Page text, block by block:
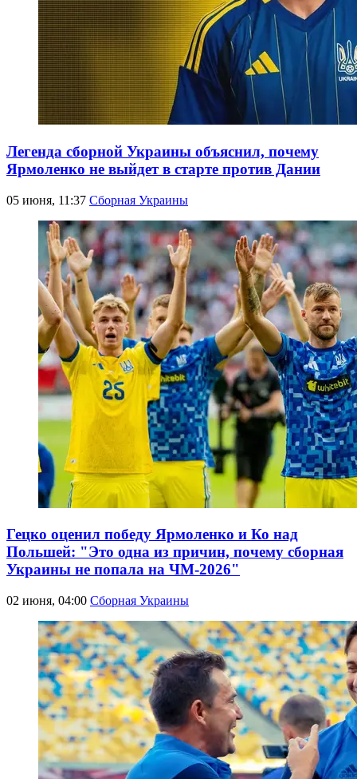
Легенда сборной Украины объяснил, почему
Ярмоленко не выйдет в старте против Дании
05 июня, 11:37 Сборная Украины
Гецко оценил победу Ярмоленко и Ко над
Польшей: "Это одна из причин, почему сборная
Украины не попала на ЧМ-2026"
02 июня, 04:00 Сборная Украины